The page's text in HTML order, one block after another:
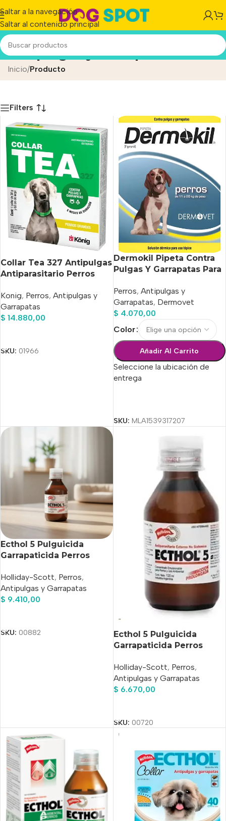
Saltar a la navegación
Saltar al contenido principal
Antipulgas y Garrapatas
Inicio/Producto
Filters
Collar Tea 327 Antipulgas
Antiparasitario Perros
Konig, Perros, Antipulgas y
Garrapatas
$ 14.880,00
SKU: 01966
Dermokil Pipeta Contra
Pulgas Y Garrapatas Para
Perros, Antipulgas y
Garrapatas, Dermovet
$ 4.070,00
Color
Añadir Al Carrito
Seleccione la ubicación de
entrega
SKU: MLA1539317207
Ecthol 5 Pulguicida
Garrapaticida Perros
Holliday-Scott, Perros,
Antipulgas y Garrapatas
$ 9.410,00
SKU: 00882
Ecthol 5 Pulguicida
Garrapaticida Perros
Holliday-Scott, Perros,
Antipulgas y Garrapatas
$ 6.670,00
SKU: 00720